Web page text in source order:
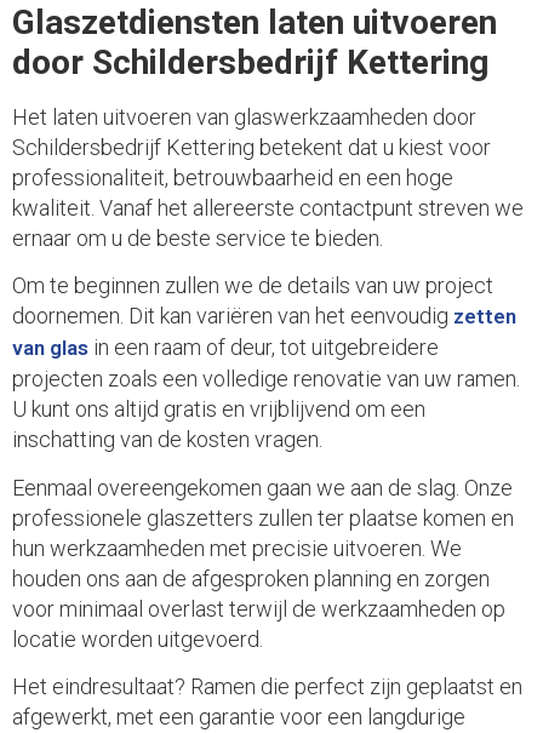
Glaszetdiensten laten uitvoeren
door Schildersbedrijf Kettering
Het laten uitvoeren van glaswerkzaamheden door
Schildersbedrijf Kettering betekent dat u kiest voor
professionaliteit, betrouwbaarheid en een hoge
kwaliteit. Vanaf het allereerste contactpunt streven we
ernaar om u de beste service te bieden.
Om te beginnen zullen we de details van uw project
doornemen. Dit kan variëren van het eenvoudig zetten
van glas in een raam of deur, tot uitgebreidere
projecten zoals een volledige renovatie van uw ramen.
U kunt ons altijd gratis en vrijblijvend om een
inschatting van de kosten vragen.
Eenmaal overeengekomen gaan we aan de slag. Onze
professionele glaszetters zullen ter plaatse komen en
hun werkzaamheden met precisie uitvoeren. We
houden ons aan de afgesproken planning en zorgen
voor minimaal overlast terwijl de werkzaamheden op
locatie worden uitgevoerd.
Het eindresultaat? Ramen die perfect zijn geplaatst en
afgewerkt, met een garantie voor een langdurige